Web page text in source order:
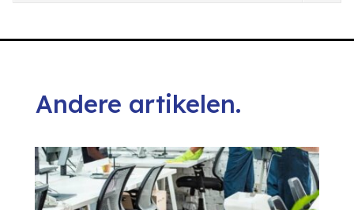
Andere artikelen.